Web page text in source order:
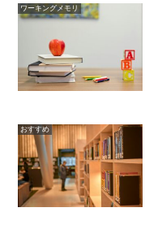
ワーキングメモリ
おすすめ